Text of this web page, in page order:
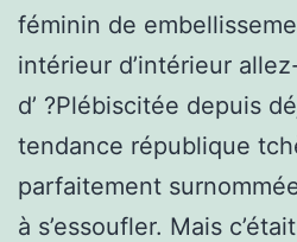
féminin de
intérieur d’intérieur
d’ ?Plébiscitée depuis
tendance république
parfaitement
à s’essoufler. Mais